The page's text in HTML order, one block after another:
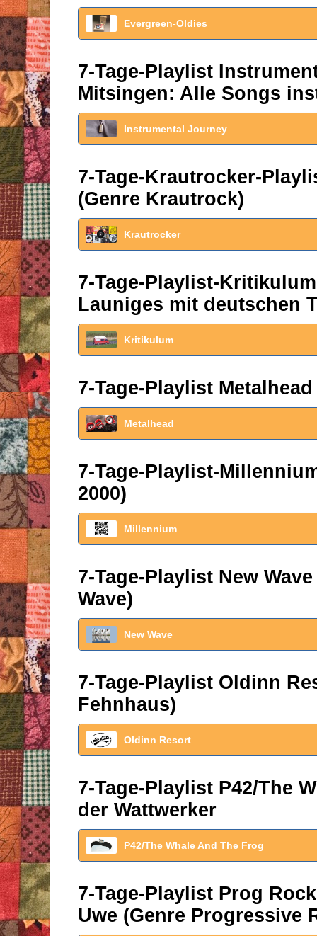
Evergreen-Oldies
7-Tage-Playlist
Mitsingen: Alle Songs
Instrumental Journey
7-Tage-Krautrocker-
(Genre Krautrock)
Krautrocker
7-Tage-Playlist-
Launiges mit deutschen
Kritikulum
7-Tage-Playlist
Metalhead
7-Tage-Playlist-
2000)
Millennium
7-Tage-Playlist New
Wave)
New Wave
7-Tage-Playlist Oldinn
Fehnhaus)
Oldinn Resort
7-Tage-Playlist P42/The
der Wattwerker
P42/The Whale And The Frog
7-Tage-Playlist Prog
Uwe (Genre Progressive